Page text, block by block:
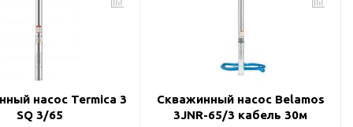
насос Termica 3
SQ 3/65
Скважинный насос Belamos
3JNR-65/3 кабель 30м